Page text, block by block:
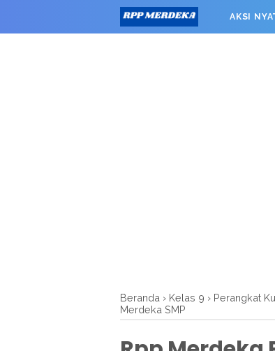
window.googletag = window.googletag || {cmd: []};
0').addService(googletag.pubads());
AKSI
Beranda › Kelas 9 › Perangkat
Merdeka SMP